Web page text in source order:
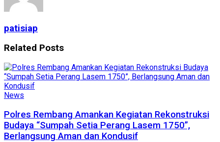
patisiap
Related Posts
News
Polres Rembang Amankan Kegiatan Rekonstruksi
Budaya “Sumpah Setia Perang Lasem 1750”,
Berlangsung Aman dan Kondusif